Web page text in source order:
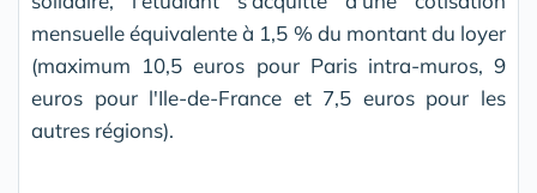
mensuelle équivalente à 1,5 % du montant du loyer
(maximum 10,5 euros pour Paris intra-muros, 9
euros pour l'Ile-de-France et 7,5 euros pour les
autres régions).